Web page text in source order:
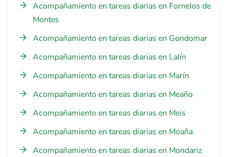
Acompañamiento en tareas diarias en Fornelos de
Montes
Acompañamiento en tareas diarias en Gondomar
Acompañamiento en tareas diarias en Lalín
Acompañamiento en tareas diarias en Marín
Acompañamiento en tareas diarias en Meaño
Acompañamiento en tareas diarias en Meis
Acompañamiento en tareas diarias en Moaña
Acompañamiento en tareas diarias en Mondariz